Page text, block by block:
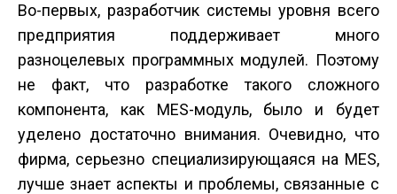
Во-первых, разработчик системы уровня всего
предприятия поддерживает много
разноцелевых программных модулей. Поэтому
не факт, что разработке такого сложного
компонента, как MES-модуль, было и будет
уделено достаточно внимания. Очевидно, что
фирма, серьезно специализирующаяся на MES,
лучше знает аспекты и проблемы, связанные с